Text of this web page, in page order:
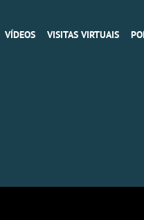
VÍDEOS VISITAS VIRTUAIS